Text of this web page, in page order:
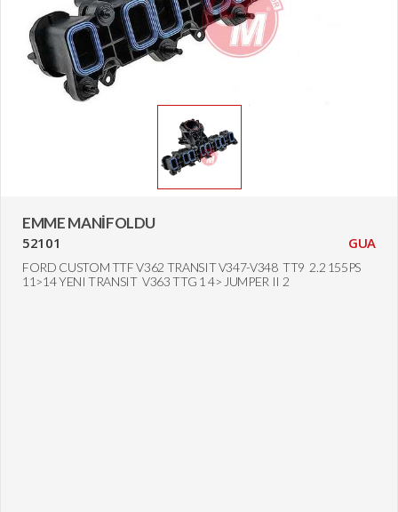
EMME MANİFOLDU
52101 GUA
FORD CUSTOM TTF V362 TRANSIT V347-V348 TT9 2.2 155PS
11>14 YENI TRANSIT V363 TTG 1 4> JUMPER II 2